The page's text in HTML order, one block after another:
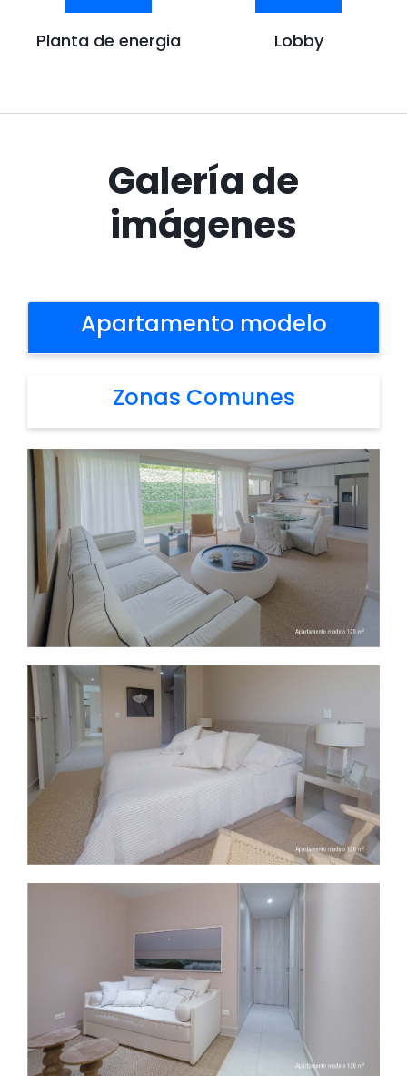
Planta de energia Lobby
Galería de
imágenes
Apartamento modelo
Zonas Comunes